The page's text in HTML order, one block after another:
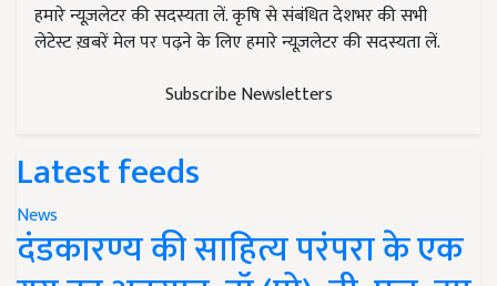
हमारे न्यूज़लेटर की सदस्यता लें. कृषि से संबंधित देशभर की सभी
लेटेस्ट ख़बरें मेल पर पढ़ने के लिए हमारे न्यूज़लेटर की सदस्यता लें.
Subscribe Newsletters
Latest feeds
News
दंडकारण्य की साहित्य परंपरा के एक